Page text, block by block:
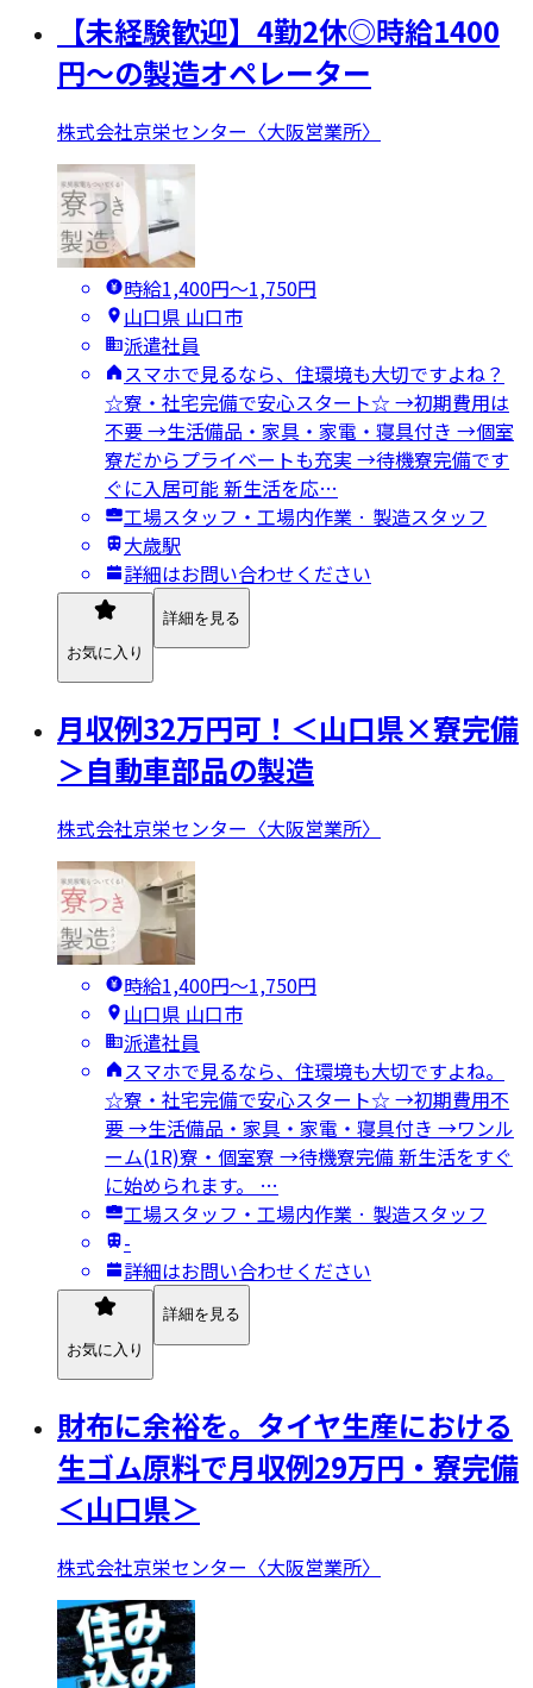
【未経験歓迎】4勤2休◎時給1400
円～の製造オペレーター
株式会社京栄センター〈大阪営業所〉
時給1,400円〜1,750円
山口県 山口市
派遣社員
スマホで見るなら、住環境も大切ですよね？
☆寮・社宅完備で安心スタート☆ →初期費用は
不要 →生活備品・家具・家電・寝具付き →個室
寮だからプライベートも充実 →待機寮完備です
ぐに入居可能 新生活を応…
工場スタッフ・工場内作業 · 製造スタッフ
大歳駅
詳細はお問い合わせください
お気に入り
詳細を見る
月収例32万円可！＜山口県×寮完備
＞自動車部品の製造
株式会社京栄センター〈大阪営業所〉
時給1,400円〜1,750円
山口県 山口市
派遣社員
スマホで見るなら、住環境も大切ですよね。
☆寮・社宅完備で安心スタート☆ →初期費用不
要 →生活備品・家具・家電・寝具付き →ワンル
ーム(1R)寮・個室寮 →待機寮完備 新生活をすぐ
に始められます。 …
工場スタッフ・工場内作業 · 製造スタッフ
-
詳細はお問い合わせください
お気に入り
詳細を見る
財布に余裕を。タイヤ⽣産における
⽣ゴム原料で月収例29万円・寮完備
＜山口県＞
株式会社京栄センター〈大阪営業所〉